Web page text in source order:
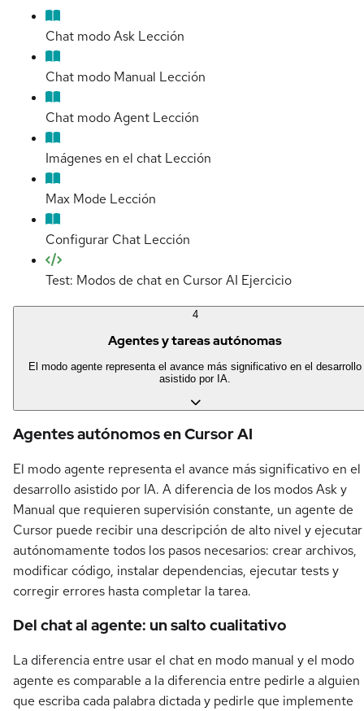
Chat modo Ask Lección
Chat modo Manual Lección
Chat modo Agent Lección
Imágenes en el chat Lección
Max Mode Lección
Configurar Chat Lección
Test: Modos de chat en Cursor AI Ejercicio
4
Agentes y tareas autónomas
El modo agente representa el avance más significativo en el desarrollo
asistido por IA.
Agentes autónomos en Cursor AI
El modo agente representa el avance más significativo en el
desarrollo asistido por IA. A diferencia de los modos Ask y
Manual que requieren supervisión constante, un agente de
Cursor puede recibir una descripción de alto nivel y ejecutar
autónomamente todos los pasos necesarios: crear archivos,
modificar código, instalar dependencias, ejecutar tests y
corregir errores hasta completar la tarea.
Del chat al agente: un salto cualitativo
La diferencia entre usar el chat en modo manual y el modo
agente es comparable a la diferencia entre pedirle a alguien
que escriba cada palabra dictada y pedirle que implemente